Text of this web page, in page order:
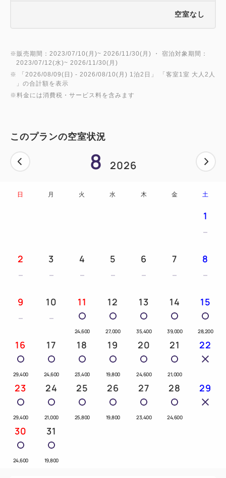
にお越しいただけるご予定であるかご確認のうえお申
●大雨や台風接近に伴い広島発着のJRや新幹線不通時
は熊野筆セレクトショップ広島店が臨時休業になる場
合がございます。
その場合はチェックイン時にご希望の商品をお選びい
いただき、商品は後日お渡し予定でございます。詳細
空室なし
※販売期間：2023/07/10(月)~ 2026/11/30(月) ・ 宿泊対象期間：
2023/07/12(水)~ 2026/11/30(月)
※ 「 2026/08/09(日) - 2026/08/10(月) 1泊2日 」 「 客室1室 大人2人
」の合計額を表示
※料金には消費税・サービス料を含みます
このプランの空室状況
8 2026
日 月 火 水 木 金 土
1
2 3 4 5 6 7 8
9 10 11
24,600
12
27,000
13
35,400
14
39,000
15
28,200
16
29,400
17
24,600
18
23,400
19
19,800
20
24,600
21
21,000
22
23
29,400
24
21,000
25
25,800
26
19,800
27
23,400
28
24,600
29
30
24,600
31
19,800